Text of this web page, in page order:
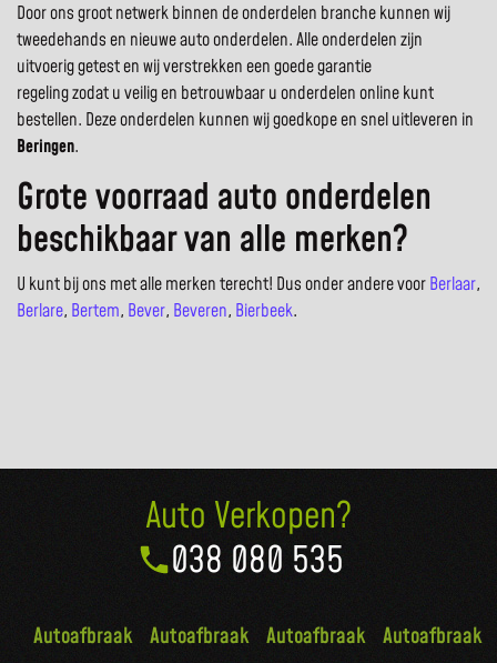
Door ons groot netwerk binnen de onderdelen branche kunnen wij
tweedehands en nieuwe auto onderdelen. Alle onderdelen zijn
uitvoerig getest en wij verstrekken een goede garantie
regeling zodat u veilig en betrouwbaar u onderdelen online kunt
bestellen. Deze onderdelen kunnen wij goedkope en snel uitleveren in
Beringen.
Grote voorraad auto onderdelen
beschikbaar van alle merken?
U kunt bij ons met alle merken terecht! Dus onder andere voorBerlaar,
Berlare, Bertem, Bever, Beveren, Bierbeek.
Auto Verkopen?
038 080 535
Autoafbraak Autoafbraak Autoafbraak Autoafbraak